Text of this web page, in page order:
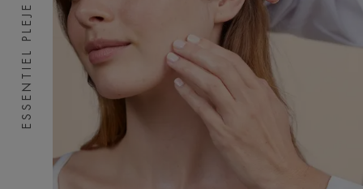
ESSENTIEL PLEJE